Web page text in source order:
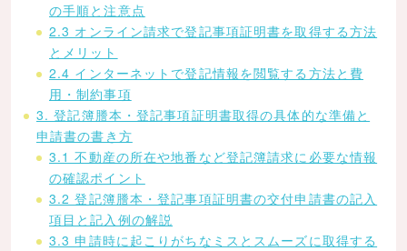
の手順と注意点
2.3 オンライン請求で登記事項証明書を取得する方法
とメリット
2.4 インターネットで登記情報を閲覧する方法と費
用・制約事項
3. 登記簿謄本・登記事項証明書取得の具体的な準備と
申請書の書き方
3.1 不動産の所在や地番など登記簿請求に必要な情報
の確認ポイント
3.2 登記簿謄本・登記事項証明書の交付申請書の記入
項目と記入例の解説
3.3 申請時に起こりがちなミスとスムーズに取得する